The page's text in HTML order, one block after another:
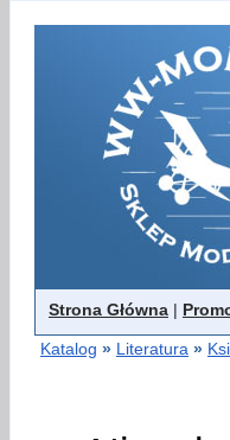
Strona Główna |
Katalog » Literatura »